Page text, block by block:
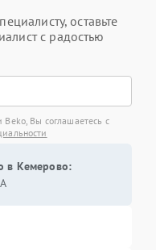
оставьте
с радостью
Beko, Вы соглашаетесь с
в Кемерово: